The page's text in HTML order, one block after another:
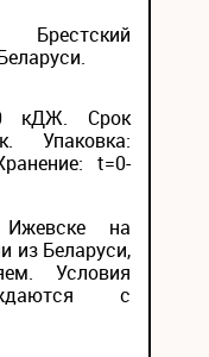
кДЖ. Срок
Упаковка:
t=0-
на
из Беларуси,
Условия
с